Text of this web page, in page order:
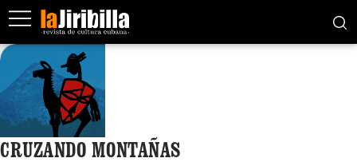
CRUZANDO MONTAÑAS